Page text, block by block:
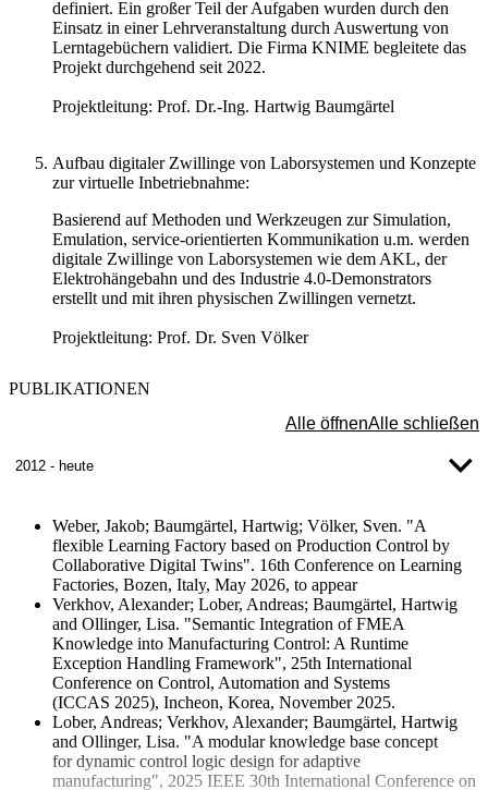
definiert. Ein großer Teil der Aufgaben wurden durch den
Einsatz in einer Lehrveranstaltung durch Auswertung von
Lerntagebüchern validiert. Die Firma KNIME begleitete das
Projekt durchgehend seit 2022.
Projektleitung: Prof. Dr.-Ing. Hartwig Baumgärtel
Aufbau digitaler Zwillinge von Laborsystemen und Konzepte
zur virtuelle Inbetriebnahme:
Basierend auf Methoden und Werkzeugen zur Simulation,
Emulation, service-orientierten Kommunikation u.m. werden
digitale Zwillinge von Laborsystemen wie dem AKL, der
Elektrohängebahn und des Industrie 4.0-Demonstrators
erstellt und mit ihren physischen Zwillingen vernetzt.
Projektleitung: Prof. Dr. Sven Völker
PUBLIKATIONEN
Alle öffnenAlle schließen
2012 - heute
Weber, Jakob; Baumgärtel, Hartwig; Völker, Sven. "A
flexible Learning Factory based on Production Control by
Collaborative Digital Twins". 16th Conference on Learning
Factories, Bozen, Italy, May 2026, to appear
Verkhov, Alexander; Lober, Andreas; Baumgärtel, Hartwig
and Ollinger, Lisa. "Semantic Integration of FMEA
Knowledge into Manufacturing Control: A Runtime
Exception Handling Framework", 25th International
Conference on Control, Automation and Systems
(ICCAS 2025), Incheon, Korea, November 2025.
Lober, Andreas; Verkhov, Alexander; Baumgärtel, Hartwig
and Ollinger, Lisa. "A modular knowledge base concept
for dynamic control logic design for adaptive
manufacturing", 2025 IEEE 30th International Conference on